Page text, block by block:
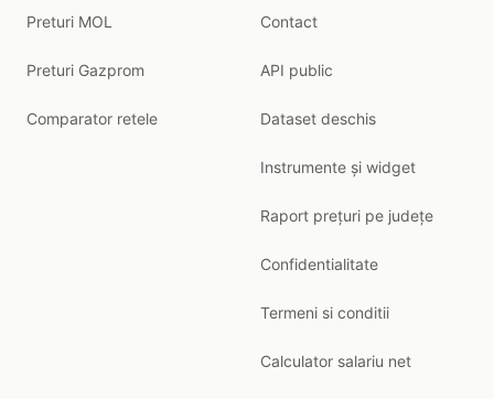
Preturi MOL
Preturi Gazprom
Comparator retele
Contact
API public
Dataset deschis
Instrumente și widget
Raport prețuri pe județe
Confidentialitate
Termeni si conditii
Calculator salariu net